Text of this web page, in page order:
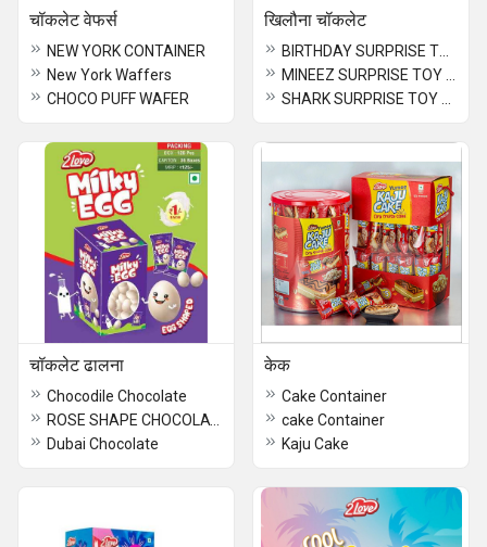
चॉकलेट वेफर्स
NEW YORK CONTAINER
New York Waffers
CHOCO PUFF WAFER
खिलौना चॉकलेट
चॉकलेट ढालना
Chocodile Chocolate
Dubai Chocolate
केक
Cake Container
cake Container
Kaju Cake